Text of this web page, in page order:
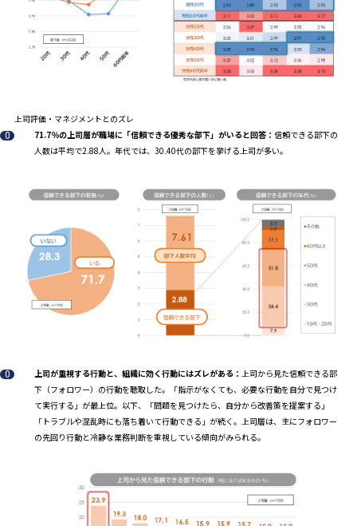
上司評価・マネジメントとのズレ
71.7％の上司層が職場に「信頼できる優秀な部下」がいると回答： 信頼できる部下の
人数は平均で2.88人。年代では、30₋40代の部下を挙げる上司が多い。
上司が重視する行動と、組織に効く行動にはズレがある： 上司から見た信頼できる部
下（フォロワー）の行動を聴取した。「指示がなくても、必要な行動を自分で見つけ
て実行する」が最上位。以下、「問題を見つけたら、自分から改善策を提案する」
「トラブルや混乱時にも落ち着いて行動できる」が続く。上司層は、主にフォロワー
の先回り行動と冷静な業務判断を重視している傾向がみられる。